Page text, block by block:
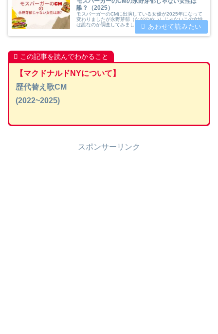
誰？（2025）
モスバーガーのCMに出演している女優が2025年になって
変わりましたが永野芽郁（ながのめい）じゃないこの女性
は誰なのか調査してみました。CMに出演される「小宮山
莉緒（こみやまりな）」さんのプロフィールや経歴や代表
作品について紹介致します。
この記事を読んでわかること
【マクドナルドNYについて】
歴代替え歌CM
(2022~2025)
スポンサーリンク